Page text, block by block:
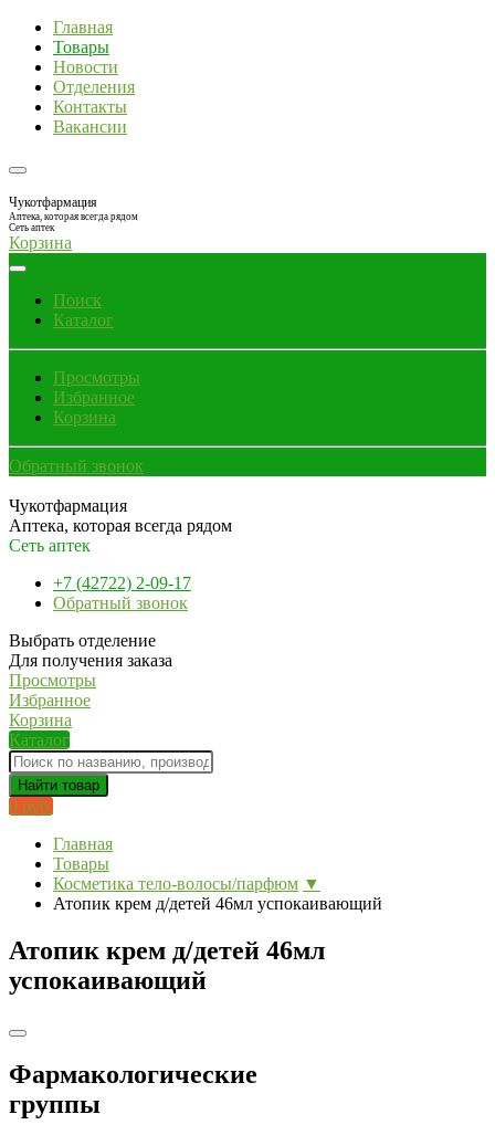
Главная
Товары
Новости
Отделения
Контакты
Вакансии
Чукотфармация
Аптека, которая всегда рядом
Сеть аптек
Корзина
Поиск
Каталог
Просмотры
Избранное
Корзина
Обратный звонок
Чукотфармация
Аптека, которая всегда рядом
Сеть аптек
+7 (42722) 2-09-17
Обратный звонок
Выбрать отделение
Для получения заказа
Просмотры
Избранное
Корзина
Каталог
Найти товар
0 руб.
Главная
Товары
Косметика тело-волосы/парфюм ▼
Атопик крем д/детей 46мл успокаивающий
Атопик крем д/детей 46мл
успокаивающий
Фармакологические
группы